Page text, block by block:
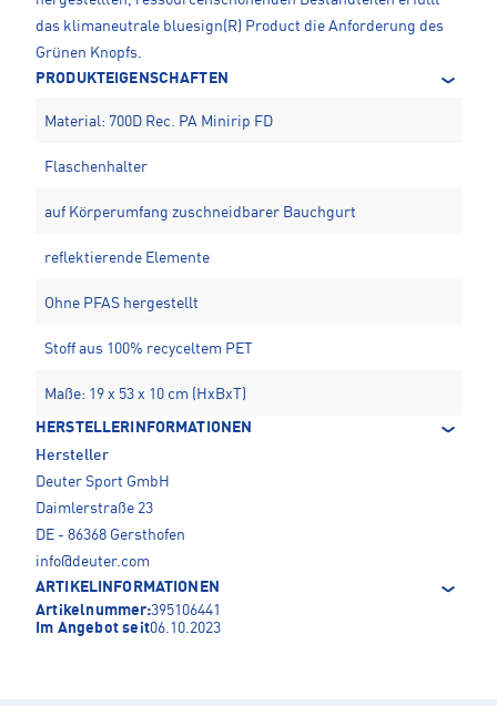
das klimaneutrale bluesign(R) Product die Anforderung des
Grünen Knopfs.
PRODUKTEIGENSCHAFTEN
Material: 700D Rec. PA Minirip FD
Flaschenhalter
auf Körperumfang zuschneidbarer Bauchgurt
reflektierende Elemente
Ohne PFAS hergestellt
Stoff aus 100% recyceltem PET
Maße: 19 x 53 x 10 cm (HxBxT)
HERSTELLERINFORMATIONEN
Hersteller
Deuter Sport GmbH
Daimlerstraße 23
DE - 86368 Gersthofen
info@deuter.com
ARTIKELINFORMATIONEN
Artikelnummer:395106441
Im Angebot seit06.10.2023